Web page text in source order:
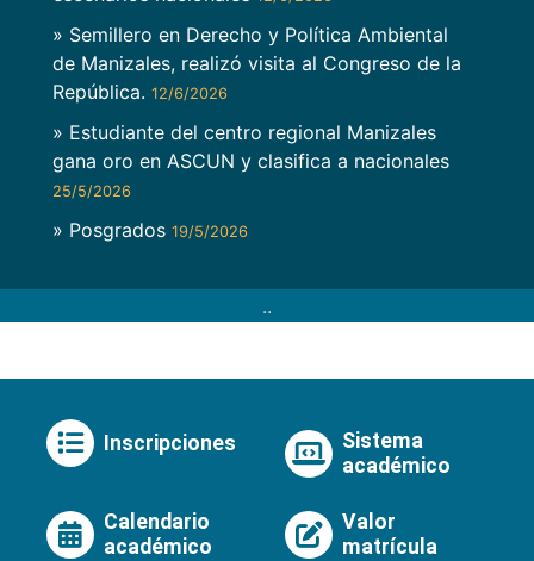
» Semillero en Derecho y Política Ambiental
de Manizales, realizó visita al Congreso de la
República. 12/6/2026
» Estudiante del centro regional Manizales
gana oro en ASCUN y clasifica a nacionales
25/5/2026
» Posgrados 19/5/2026
..
Inscripciones
Sistema
académico
Calendario
académico
Valor
matrícula